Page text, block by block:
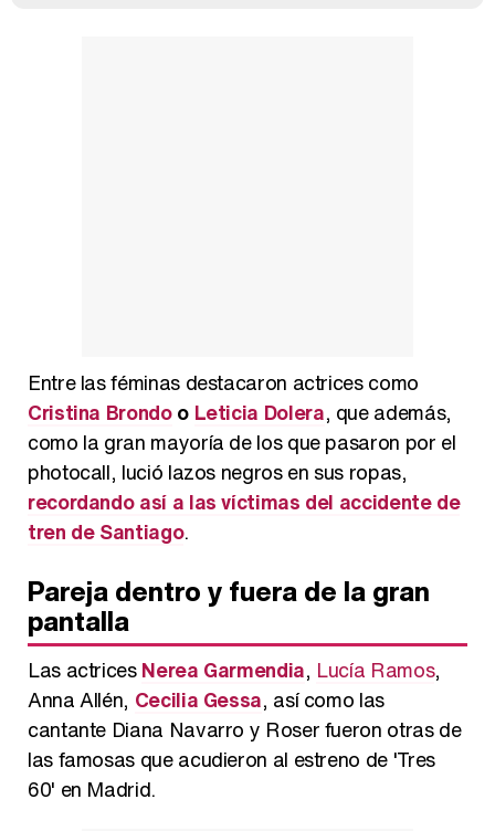
Entre las féminas destacaron actrices como
Cristina Brondoo Leticia Dolera, que además,
como la gran mayoría de los que pasaron por el
photocall, lució lazos negros en sus ropas,
recordando así a las víctimas del accidente de
tren de Santiago.
Pareja dentro y fuera de la gran
pantalla
Las actricesNerea Garmendia, Lucía Ramos,
Anna Allén, Cecilia Gessa, así como las
cantante Diana Navarro y Roser fueron otras de
las famosas que acudieron al estreno de 'Tres
60' en Madrid.